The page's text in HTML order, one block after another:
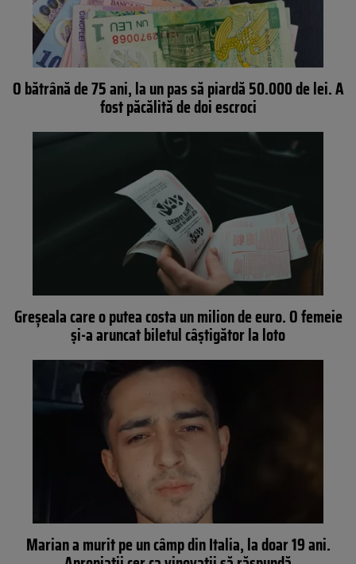
O bătrână de 75 ani, la un pas să piardă 50.000 de lei. A
fost păcălită de doi escroci
Greșeala care o putea costa un milion de euro. O femeie
și-a aruncat biletul câștigător la loto
Marian a murit pe un câmp din Italia, la doar 19 ani.